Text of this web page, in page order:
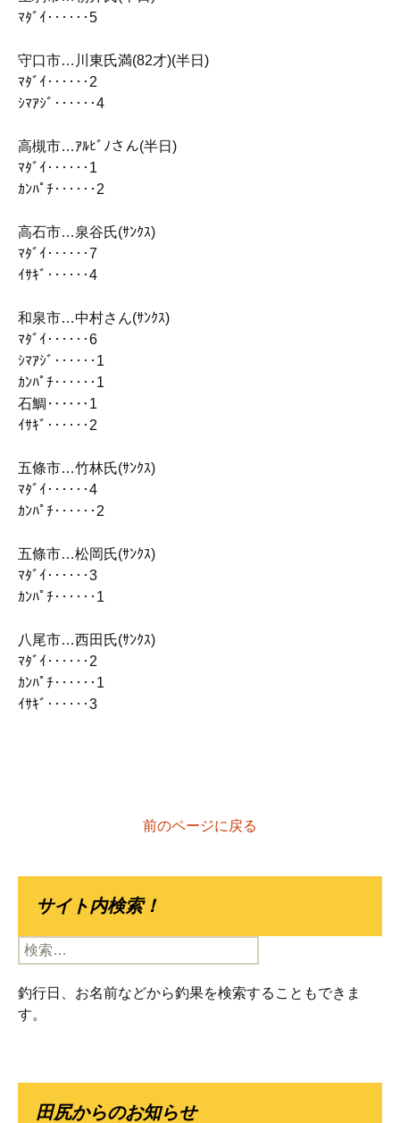
ﾏﾀﾞｲ‥‥‥5
守口市…川東氏満(82才)(半日)
ﾏﾀﾞｲ‥‥‥2
ｼﾏｱｼﾞ‥‥‥4
高槻市…ｱﾙﾋﾞﾉさん(半日)
ﾏﾀﾞｲ‥‥‥1
ｶﾝﾊﾟﾁ‥‥‥2
高石市…泉谷氏(ｻﾝｸｽ)
ﾏﾀﾞｲ‥‥‥7
ｲｻｷﾞ‥‥‥4
和泉市…中村さん(ｻﾝｸｽ)
ﾏﾀﾞｲ‥‥‥6
ｼﾏｱｼﾞ‥‥‥1
ｶﾝﾊﾟﾁ‥‥‥1
石鯛‥‥‥1
ｲｻｷﾞ‥‥‥2
五條市…竹林氏(ｻﾝｸｽ)
ﾏﾀﾞｲ‥‥‥4
ｶﾝﾊﾟﾁ‥‥‥2
五條市…松岡氏(ｻﾝｸｽ)
ﾏﾀﾞｲ‥‥‥3
ｶﾝﾊﾟﾁ‥‥‥1
八尾市…西田氏(ｻﾝｸｽ)
ﾏﾀﾞｲ‥‥‥2
ｶﾝﾊﾟﾁ‥‥‥1
ｲｻｷﾞ‥‥‥3
前のページに戻る
サイト内検索！
検
索:
釣行日、お名前などから釣果を検索することもできま
す。
田尻からのお知らせ